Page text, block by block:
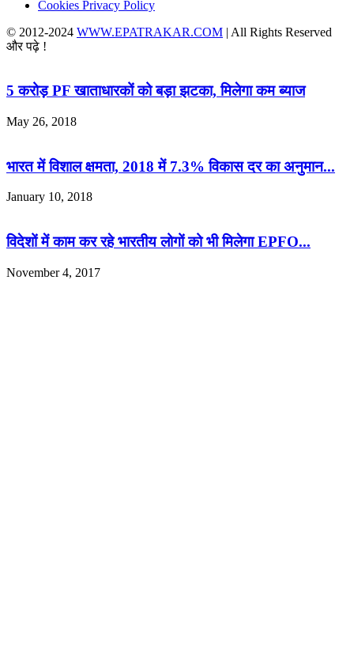
Cookies Privacy Policy
© 2012-2024 WWW.EPATRAKAR.COM | All Rights Reserved
और पढ़े !
5 करोड़ PF खाताधारकों को बड़ा झटका, मिलेगा कम ब्याज
May 26, 2018
भारत में विशाल क्षमता, 2018 में 7.3% विकास दर का अनुमान...
January 10, 2018
विदेशों में काम कर रहे भारतीय लोगों को भी मिलेगा EPFO...
November 4, 2017